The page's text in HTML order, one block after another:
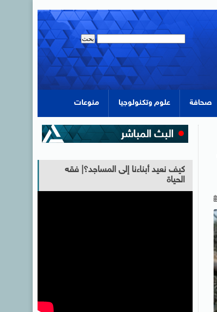
صحافة علوم وتكنولوجيا منوعات
كيف نعيد أبناءنا إلى المساجد؟| فقه
الحياة